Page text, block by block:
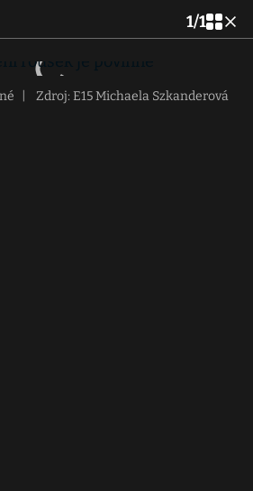
1/1
Zdroj: E15 Michaela Szkanderová